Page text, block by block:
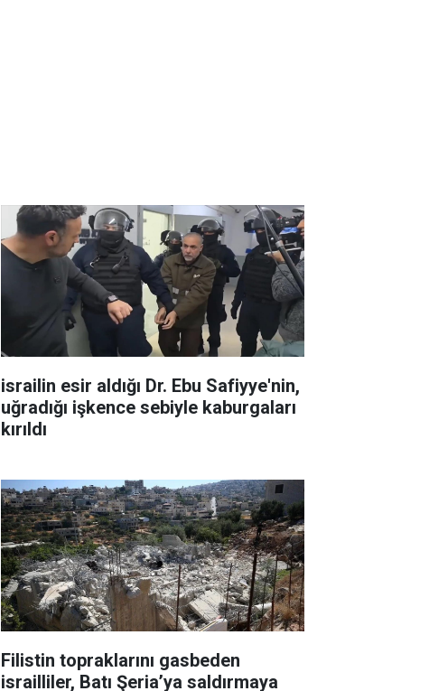
israilin esir aldığı Dr. Ebu Safiyye'nin,
uğradığı işkence sebiyle kaburgaları
kırıldı
Filistin topraklarını gasbeden
israilliler, Batı Şeria’ya saldırmaya